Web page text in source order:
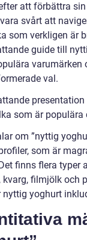
att förbättra
svårt att
som verkligen är
guide till
val.
som är populära
om ”nyttig
som är
finns flera typer
kvarg, filmjölk och
nyttig yoghurt